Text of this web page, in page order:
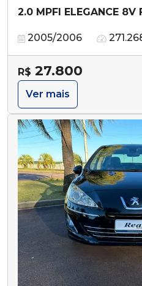
2.0 MPFI ELEGANCE 8V
2005/2006
R$ 27.800
Ver mais